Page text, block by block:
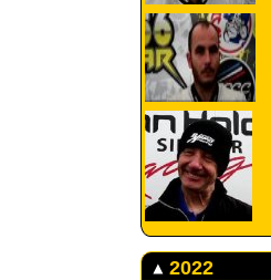
2022